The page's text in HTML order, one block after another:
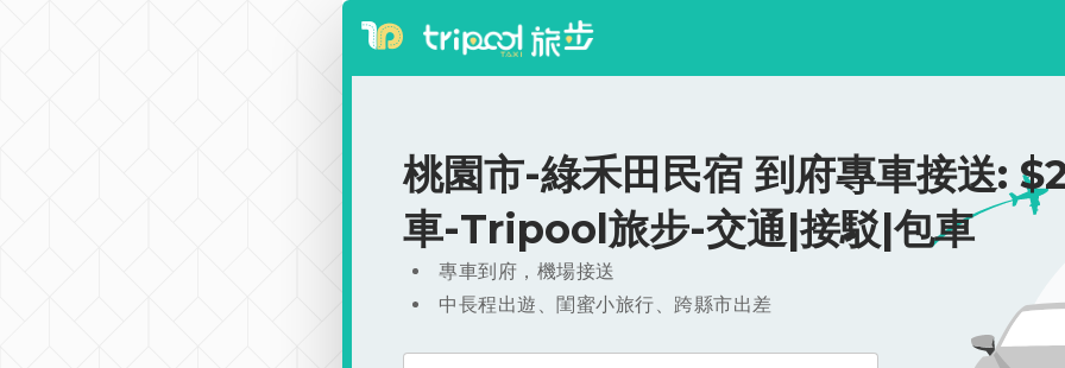
桃園市-綠禾田民宿 到府專車接送:
車-Tripool旅步-交通|接駁|包車
專車到府，機場接送
中長程出遊、閨蜜小旅行、跨縣市出差